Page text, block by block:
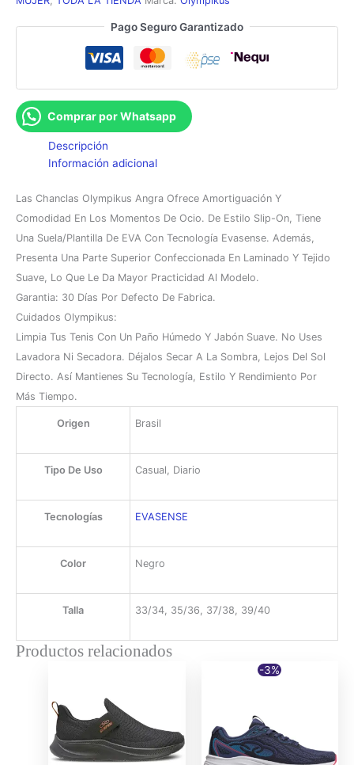
Pago Seguro Garantizado
Comprar por Whatsapp
Descripción
Información adicional
Las Chanclas Olympikus Angra Ofrece Amortiguación Y
Comodidad En Los Momentos De Ocio. De Estilo Slip-On, Tiene
Una Suela/plantilla De EVA Con Tecnología Evasense. Además,
Presenta Una Parte Superior Confeccionada En Laminado Y Tejido
Suave, Lo Que Le Da Mayor Practicidad Al Modelo.
Garantia: 30 Días Por Defecto De Fabrica.
Cuidados Olympikus:
Limpia Tus Tenis Con Un Paño Húmedo Y Jabón Suave. No Uses
Lavadora Ni Secadora. Déjalos Secar A La Sombra, Lejos Del Sol
Directo. Así Mantienes Su Tecnología, Estilo Y Rendimiento Por
Más Tiempo.
Origen Brasil
Tipo De Uso Casual, Diario
Tecnologías EVASENSE
Color Negro
Talla 33/34, 35/36, 37/38, 39/40
Productos relacionados
-3%